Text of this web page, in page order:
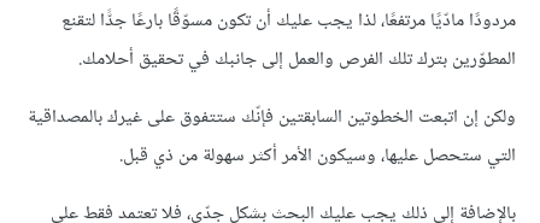
مردودًا مادّيًا مرتفعًا، لذا يجب عليك أن تكون مسوّقًا بارعًا جدًّا لتقنع
المطوّرين بترك تلك الفرص والعمل إلى جانبك في تحقيق أحلامك.
ولكن إن اتبعت الخطوتين السابقتين فإنّك ستتفوق على غيرك بالمصداقية
التي ستحصل عليها، وسيكون الأمر أكثر سهولة من ذي قبل.
بالإضافة إلى ذلك يجب عليك البحث بشكل جدّي، فلا تعتمد فقط على